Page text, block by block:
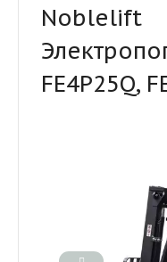
Noblelift
FE4P25Q,